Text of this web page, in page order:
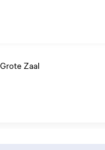
Grote Zaal